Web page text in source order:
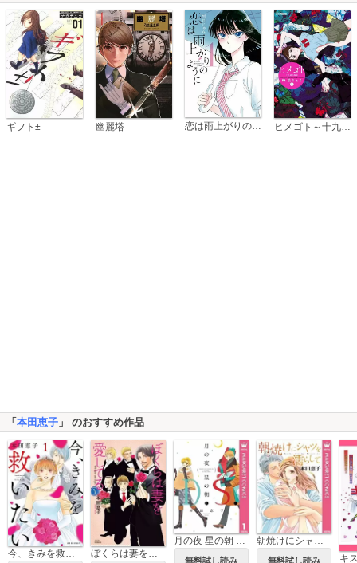
ギフト± 幽麗塔 恋は雨上がりのように
「本田恵子 」 のおすすめ作品
今、きみを救いたい ぼくらは妻を愛してる
無料試し読み 無料試し読み